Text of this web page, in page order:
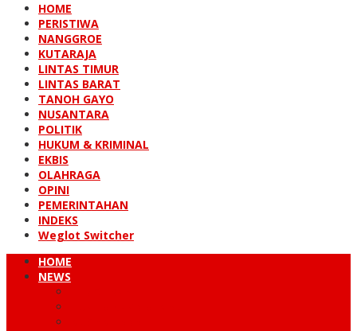
HOME
PERISTIWA
NANGGROE
KUTARAJA
LINTAS TIMUR
LINTAS BARAT
TANOH GAYO
NUSANTARA
POLITIK
HUKUM & KRIMINAL
EKBIS
OLAHRAGA
OPINI
PEMERINTAHAN
INDEKS
Weglot Switcher
HOME
NEWS